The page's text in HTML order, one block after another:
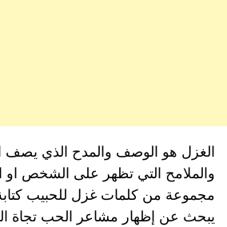
الغزل هو الوصف والمدح الذي يصف
والملامح التي تظهر على الشخص او
مجموعة من كلمات غزل للحبيب
يبحث عن إظهار مشاعر الحب تجاة